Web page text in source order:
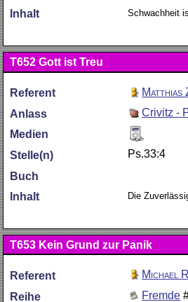
Inhalt
Schwachheit
T652 Gott ist Treu
Referent Matthias
Anlass
Crivitz -
Medien
Stelle(n)
Ps.33:4
Buch
Inhalt
Die
T653 Kein Grund zur Panik
Referent Michael
Reihe
Fremde